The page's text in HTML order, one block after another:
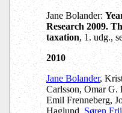
Jane Bolander:
Research 2009.
taxation, 1. udg.,
2010
Jane Bolander,
Carlsson, Omar G.
Emil Frenneberg,
Haglund, Søren